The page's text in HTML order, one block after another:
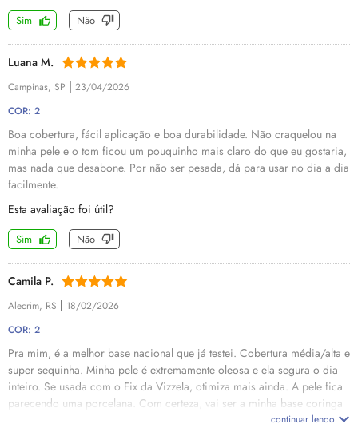
Sim Não
Luana M.
Campinas, SP | 23/04/2026
COR: 2
Boa cobertura, fácil aplicação e boa durabilidade. Não craquelou na
minha pele e o tom ficou um pouquinho mais claro do que eu gostaria,
mas nada que desabone. Por não ser pesada, dá para usar no dia a dia
facilmente.
Esta avaliação foi útil?
Sim Não
Camila P.
Alecrim, RS | 18/02/2026
COR: 2
Pra mim, é a melhor base nacional que já testei. Cobertura média/alta e
super sequinha. Minha pele é extremamente oleosa e ela segura o dia
inteiro. Se usada com o Fix da Vizzela, otimiza mais ainda. A pele fica
parecendo uma porcelana. Com certeza, vai ser a minha base coringa
continuar lendo